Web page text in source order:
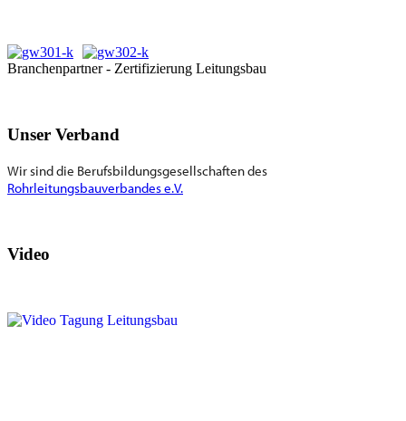
Branchenpartner - Zertifizierung Leitungsbau
Unser Verband
Wir sind die Berufsbildungsgesellschaften des
Rohrleitungsbauverbandes e.V.
Video